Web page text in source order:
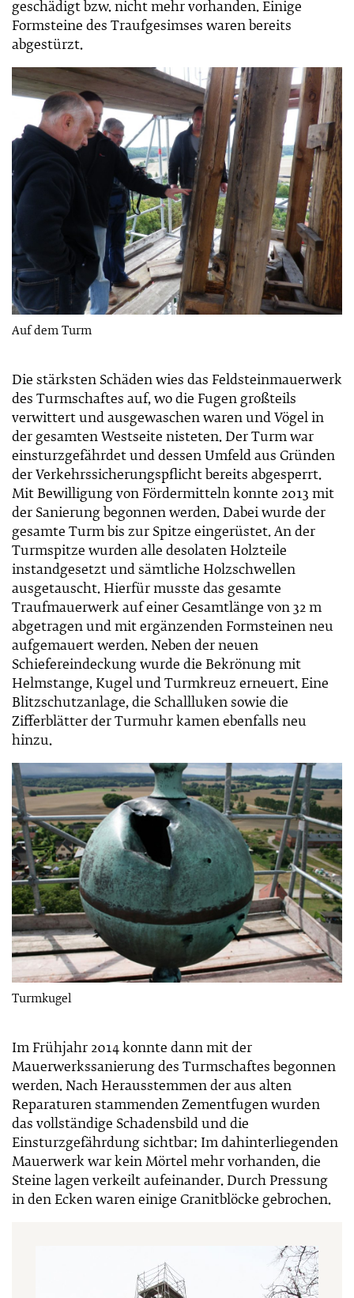
geschädigt bzw. nicht mehr vorhanden. Einige
Formsteine des Traufgesimses waren bereits
abgestürzt.
Auf dem Turm
Die stärksten Schäden wies das Feldsteinmauerwerk
des Turmschaftes auf, wo die Fugen großteils
verwittert und ausgewaschen waren und Vögel in
der gesamten Westseite nisteten. Der Turm war
einsturzgefährdet und dessen Umfeld aus Gründen
der Verkehrssicherungspflicht bereits abgesperrt.
Mit Bewilligung von Fördermitteln konnte 2013 mit
der Sanierung begonnen werden. Dabei wurde der
gesamte Turm bis zur Spitze eingerüstet. An der
Turmspitze wurden alle desolaten Holzteile
instandgesetzt und sämtliche Holzschwellen
ausgetauscht. Hierfür musste das gesamte
Traufmauerwerk auf einer Gesamtlänge von 32 m
abgetragen und mit ergänzenden Formsteinen neu
aufgemauert werden. Neben der neuen
Schiefereindeckung wurde die Bekrönung mit
Helmstange, Kugel und Turmkreuz erneuert. Eine
Blitzschutzanlage, die Schallluken sowie die
Zifferblätter der Turmuhr kamen ebenfalls neu
hinzu.
Turmkugel
Im Frühjahr 2014 konnte dann mit der
Mauerwerkssanierung des Turmschaftes begonnen
werden. Nach Herausstemmen der aus alten
Reparaturen stammenden Zementfugen wurden
das vollständige Schadensbild und die
Einsturzgefährdung sichtbar: Im dahinterliegenden
Mauerwerk war kein Mörtel mehr vorhanden, die
Steine lagen verkeilt aufeinander. Durch Pressung
in den Ecken waren einige Granitblöcke gebrochen.